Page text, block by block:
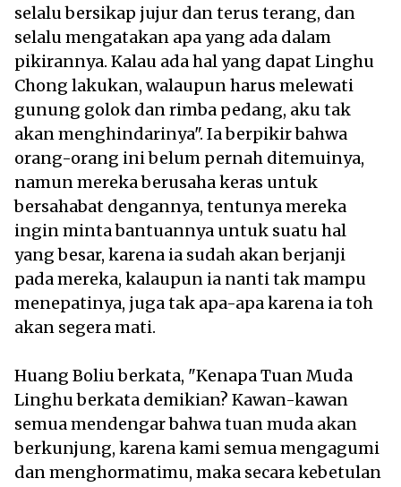
selalu bersikap jujur dan terus terang, dan
selalu mengatakan apa yang ada dalam
pikirannya. Kalau ada hal yang dapat Linghu
Chong lakukan, walaupun harus melewati
gunung golok dan rimba pedang, aku tak
akan menghindarinya". Ia berpikir bahwa
orang-orang ini belum pernah ditemuinya,
namun mereka berusaha keras untuk
bersahabat dengannya, tentunya mereka
ingin minta bantuannya untuk suatu hal
yang besar, karena ia sudah akan berjanji
pada mereka, kalaupun ia nanti tak mampu
menepatinya, juga tak apa-apa karena ia toh
akan segera mati.
Huang Boliu berkata, "Kenapa Tuan Muda
Linghu berkata demikian? Kawan-kawan
semua mendengar bahwa tuan muda akan
berkunjung, karena kami semua mengagumi
dan menghormatimu, maka secara kebetulan